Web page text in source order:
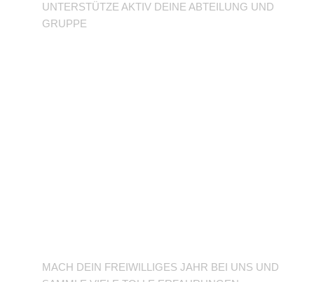
UNTERSTÜTZE AKTIV DEINE ABTEILUNG UND
GRUPPE
MACH DEIN FREIWILLIGES JAHR BEI UNS UND